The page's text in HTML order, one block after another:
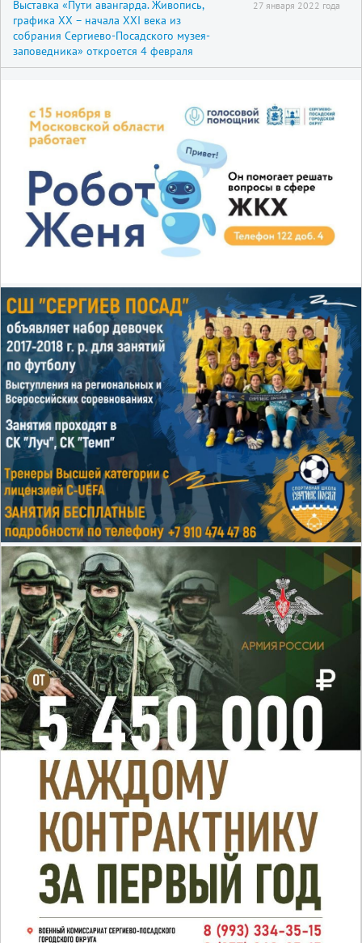
Выставка «Пути авангарда. Живопись,
графика XX – начала XXI века из
собрания Сергиево-Посадского музея-
заповедника» откроется 4 февраля
27 января 2022 года